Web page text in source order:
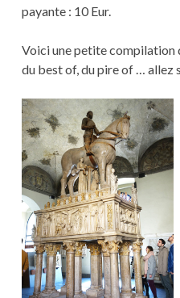
payante : 10 Eur.
Voici une petite compilation
du best of, du pire of … allez